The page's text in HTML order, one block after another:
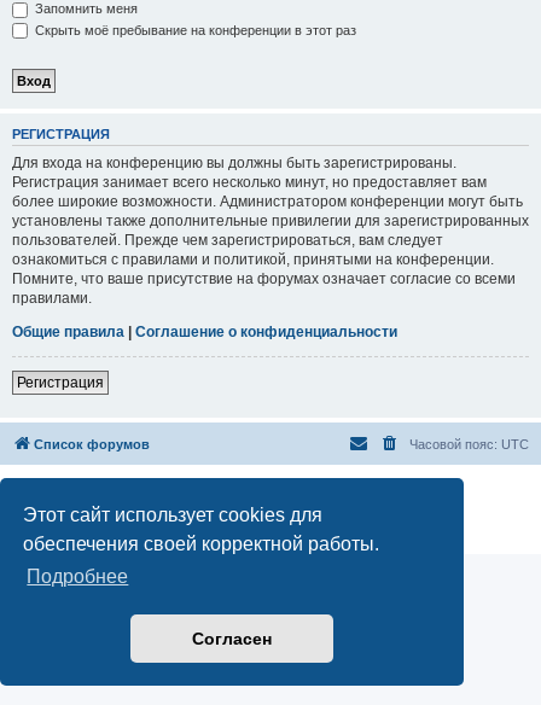
Этот сайт использует cookies для
обеспечения своей корректной работы.
Подробнее
Согласен
Запомнить меня
Скрыть моё пребывание на конференции в этот раз
РЕГИСТРАЦИЯ
Для входа на конференцию вы должны быть зарегистрированы.
Регистрация занимает всего несколько минут, но предоставляет вам
более широкие возможности. Администратором конференции могут быть
установлены также дополнительные привилегии для зарегистрированных
пользователей. Прежде чем зарегистрироваться, вам следует
ознакомиться с правилами и политикой, принятыми на конференции.
Помните, что ваше присутствие на форумах означает согласие со всеми
правилами.
Общие правила | Соглашение о конфиденциальности
Регистрация
Список форумов Часовой пояс: UTC
Русская поддержка phpBB